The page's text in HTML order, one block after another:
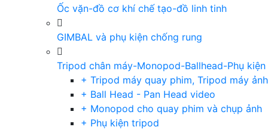
Ốc vặn-đồ cơ khí chế tạo-đồ linh tinh
GIMBAL và phụ kiện chống rung
Tripod chân máy-Monopod-Ballhead-Phụ kiện
+ Tripod máy quay phim, Tripod máy
+ Ball Head - Pan Head video
+ Monopod cho quay phim và chụp ảnh
+ Phụ kiện tripod